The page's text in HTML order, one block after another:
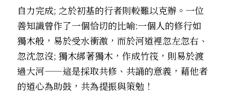
自力完成; 之於初基的行者則較難以克辦。一位
善知識曾作了一個恰切的比喻:一個人的修行如
獨木般，易於受水衝激，而於河道裡忽左忽右、
忽沈忽沒; 獨木綁著獨木，作成竹筏，則易於渡
過大河——這是採取共修、共誦的意義，藉他者
的道心為助鼓，共為提振與策勉！